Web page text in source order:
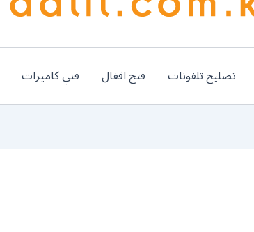
تصليح تلفونات فتح اقفال فني كاميرات